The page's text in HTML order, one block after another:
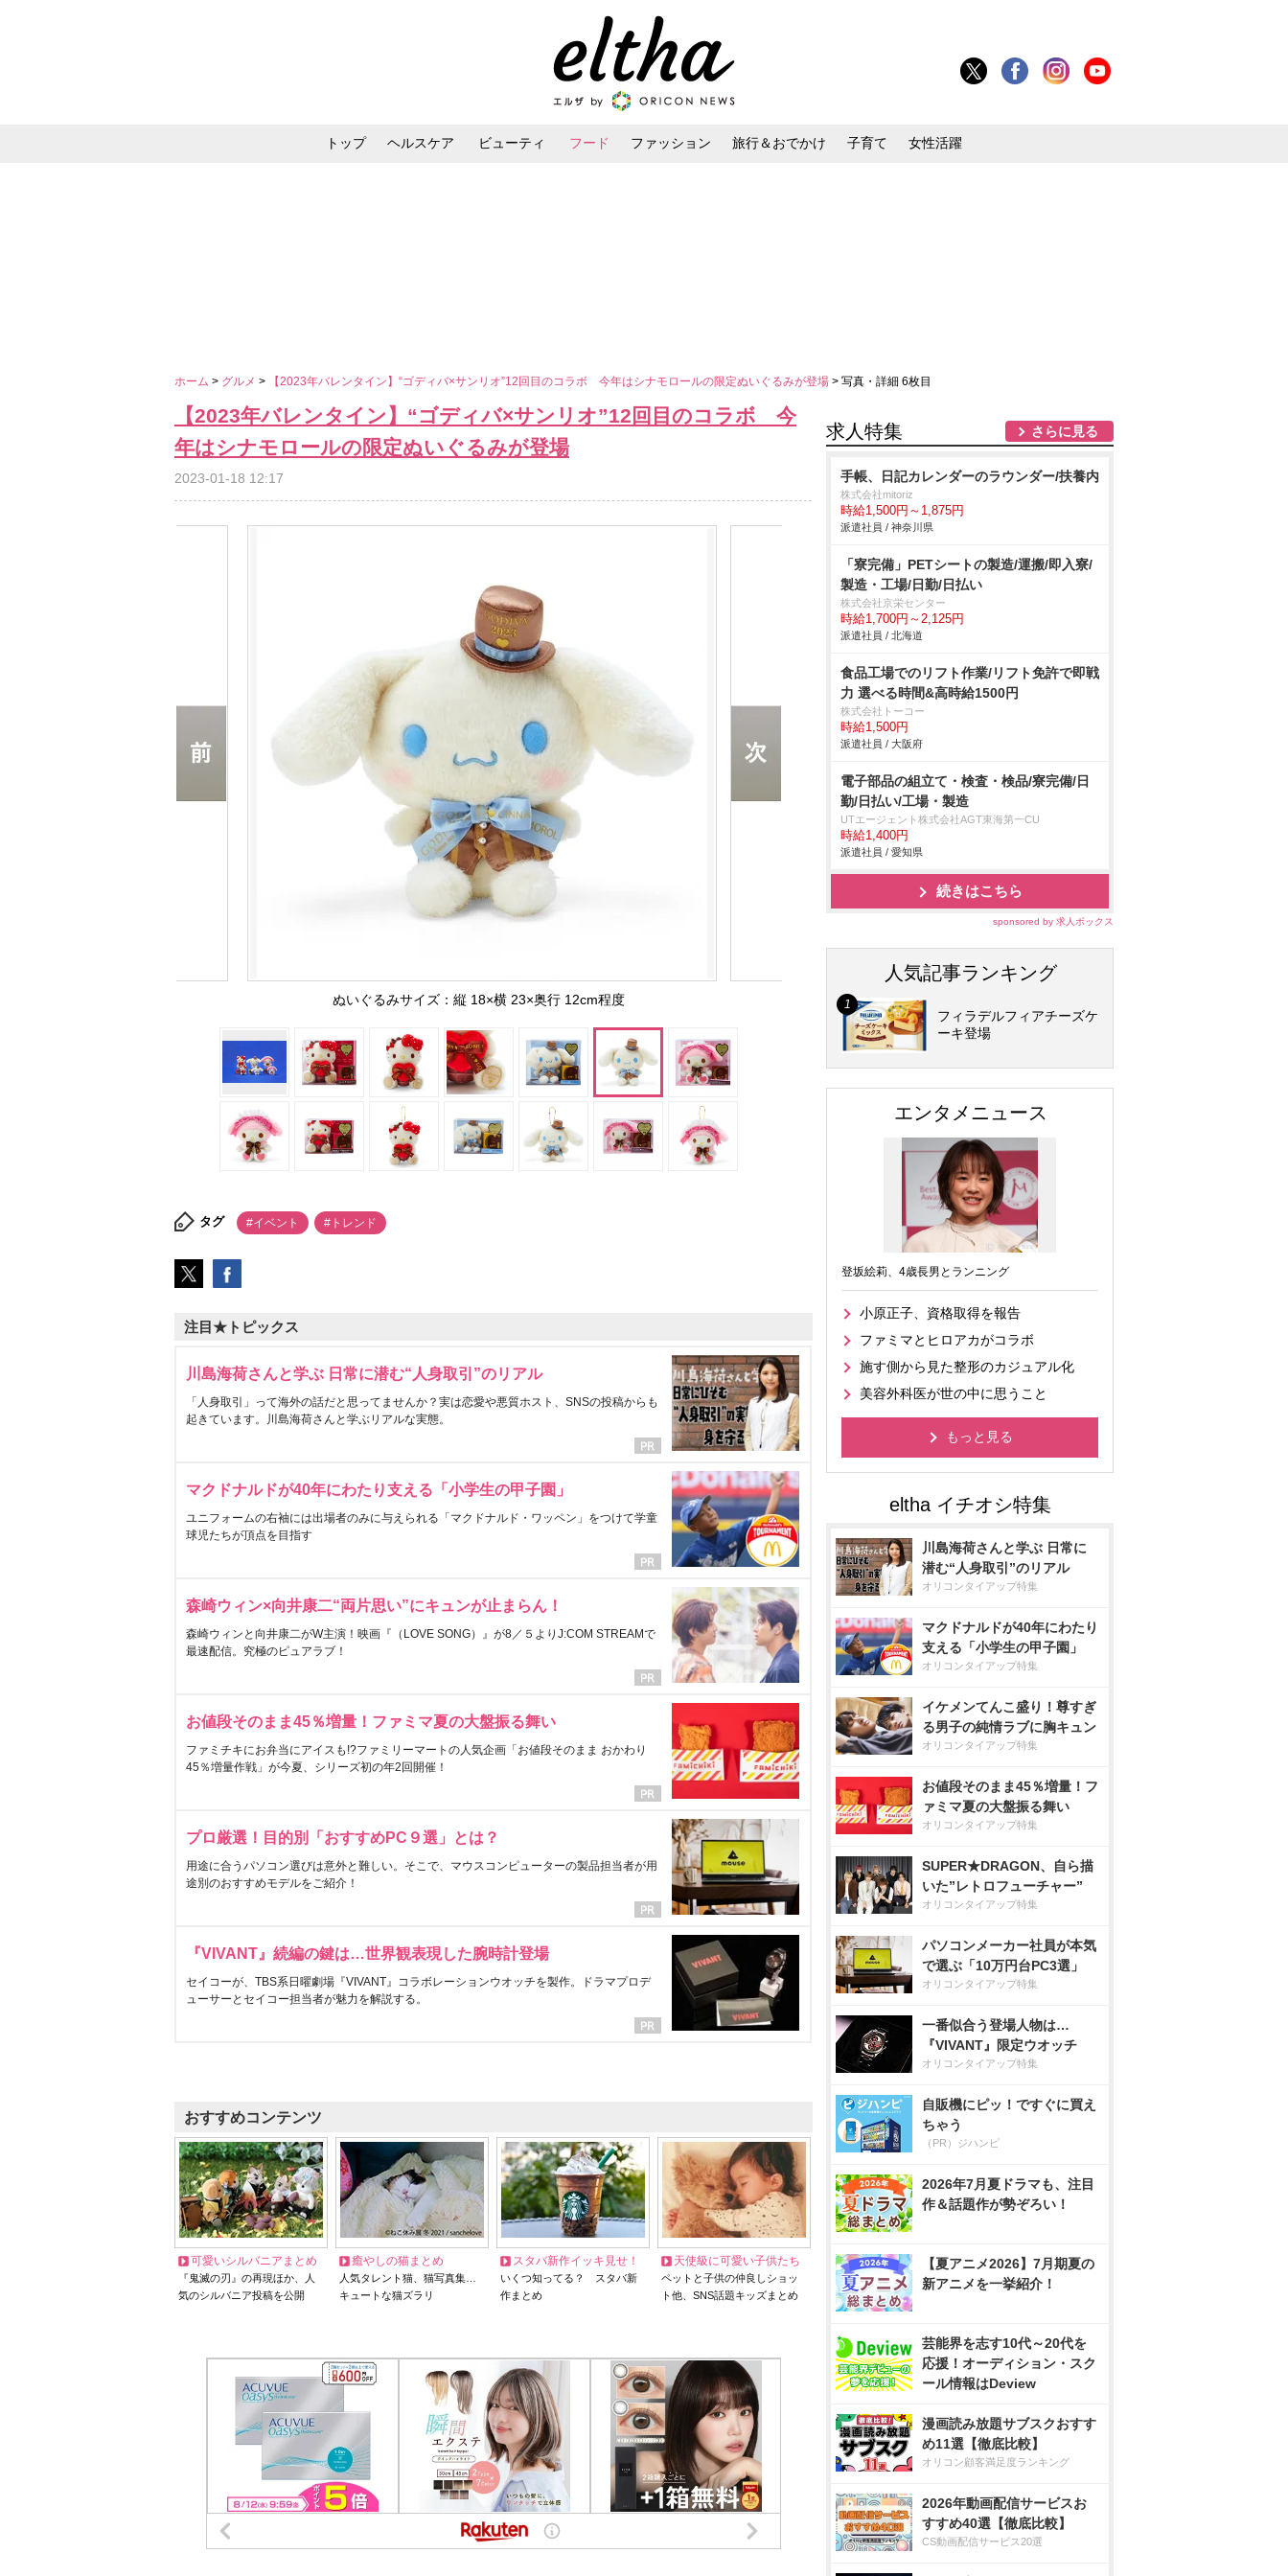
トップ ヘルスケア ビューティ フード ファッション 旅行＆おでかけ 子育て 女性活躍
ホーム > グルメ > 【2023年バレンタイン】“ゴディバ×サンリオ”12回目のコラボ 今年はシナモロールの限定ぬいぐるみが登場 > 写真・詳細 6枚目
【2023年バレンタイン】“ゴディバ×サンリオ”12回目のコラボ 今
年はシナモロールの限定ぬいぐるみが登場
2023-01-18 12:17
ぬいぐるみサイズ：縦 18×横 23×奥行 12cm程度
タグ #イベント #トレンド
注目★トピックス
川島海荷さんと学ぶ 日常に潜む“人身取引”のリアル
「人身取引」って海外の話だと思ってませんか？実は恋愛や悪質ホスト、SNSの投稿からも
起きています。川島海荷さんと学ぶリアルな実態。
マクドナルドが40年にわたり支える「小学生の甲子園」
ユニフォームの右袖には出場者のみに与えられる「マクドナルド・ワッペン」をつけて学童
球児たちが頂点を目指す
森崎ウィン×向井康二“両片思い”にキュンが止まらん！
森崎ウィンと向井康二がW主演！映画『（LOVE SONG）』が8／５よりJ:COM STREAMで
最速配信。究極のピュアラブ！
お値段そのまま45％増量！ファミマ夏の大盤振る舞い
ファミチキにお弁当にアイスも!?ファミリーマートの人気企画「お値段そのまま おかわり
45％増量作戦」が今夏、シリーズ初の年2回開催！
プロ厳選！目的別「おすすめPC９選」とは？
用途に合うパソコン選びは意外と難しい。そこで、マウスコンピューターの製品担当者が用
途別のおすすめモデルをご紹介！
『VIVANT』続編の鍵は…世界観表現した腕時計登場
セイコーが、TBS系日曜劇場『VIVANT』コラボレーションウオッチを製作。ドラマプロデ
ューサーとセイコー担当者が魅力を解説する。
おすすめコンテンツ
可愛いシルバニアまとめ
『鬼滅の刃』の再現ほか、人
気のシルバニア投稿を公開
癒やしの猫まとめ
人気タレント猫、猫写真集…
キュートな猫ズラリ
スタバ新作イッキ見せ！
いくつ知ってる？ スタバ新
作まとめ
天使級に可愛い子供たち
ペットと子供の仲良しショッ
ト他、SNS話題キッズまとめ
求人特集 さらに見る
手帳、日記カレンダーのラウンダー/扶養内
株式会社mitoriz
時給1,500円～1,875円
派遣社員 / 神奈川県
「寮完備」PETシートの製造/運搬/即入寮/
製造・工場/日勤/日払い
株式会社京栄センター
時給1,700円～2,125円
派遣社員 / 北海道
食品工場でのリフト作業/リフト免許で即戦
力 選べる時間&高時給1500円
株式会社トーコー
時給1,500円
派遣社員 / 大阪府
電子部品の組立て・検査・検品/寮完備/日
勤/日払い/工場・製造
UTエージェント株式会社AGT東海第一CU
時給1,400円
派遣社員 / 愛知県
続きはこちら
sponsored by 求人ボックス
人気記事ランキング
フィラデルフィアチーズケ
ーキ登場
エンタメニュース
登坂絵莉、4歳長男とランニング
小原正子、資格取得を報告
ファミマとヒロアカがコラボ
施す側から見た整形のカジュアル化
美容外科医が世の中に思うこと
もっと見る
川島海荷さんと学ぶ 日常に
潜む“人身取引”のリアル
オリコンタイアップ特集
マクドナルドが40年にわたり
支える「小学生の甲子園」
オリコンタイアップ特集
イケメンてんこ盛り！尊すぎ
る男子の純情ラブに胸キュン
オリコンタイアップ特集
お値段そのまま45％増量！フ
ァミマ夏の大盤振る舞い
オリコンタイアップ特集
SUPER★DRAGON、自ら描
いた”レトロフューチャー”
オリコンタイアップ特集
パソコンメーカー社員が本気
で選ぶ「10万円台PC3選」
オリコンタイアップ特集
一番似合う登場人物は…
『VIVANT』限定ウオッチ
オリコンタイアップ特集
自販機にピッ！ですぐに買え
ちゃう
（PR）ジハンピ
2026年7月夏ドラマも、注目
作＆話題作が勢ぞろい！
【夏アニメ2026】7月期夏の
新アニメを一挙紹介！
芸能界を志す10代～20代を
応援！オーディション・スク
ール情報はDeview
漫画読み放題サブスクおすす
め11選【徹底比較】
オリコン顧客満足度ランキング
2026年動画配信サービスお
すすめ40選【徹底比較】
CS動画配信サービス20選